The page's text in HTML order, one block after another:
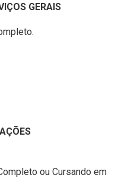
GERAIS
ou Cursando em